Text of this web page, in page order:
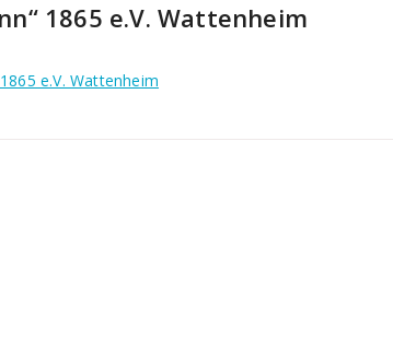
1865 e.V. Wattenheim
e.V. Wattenheim